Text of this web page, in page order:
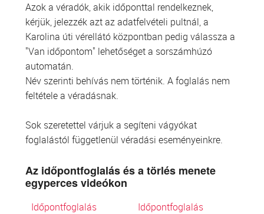
Azok a véradók, akik időponttal rendelkeznek,
kérjük, jelezzék azt az adatfelvételi pultnál, a
Karolina úti vérellátó központban pedig válassza a
"Van időpontom" lehetőséget a sorszámhúzó
automatán.
Név szerinti behívás nem történik. A foglalás nem
feltétele a véradásnak.
Sok szeretettel várjuk a segíteni vágyókat
foglalástól függetlenül véradási eseményeinkre.
Az időpontfoglalás és a törlés menete
egyperces videókon
Időpontfoglalás
Időpontfoglalás